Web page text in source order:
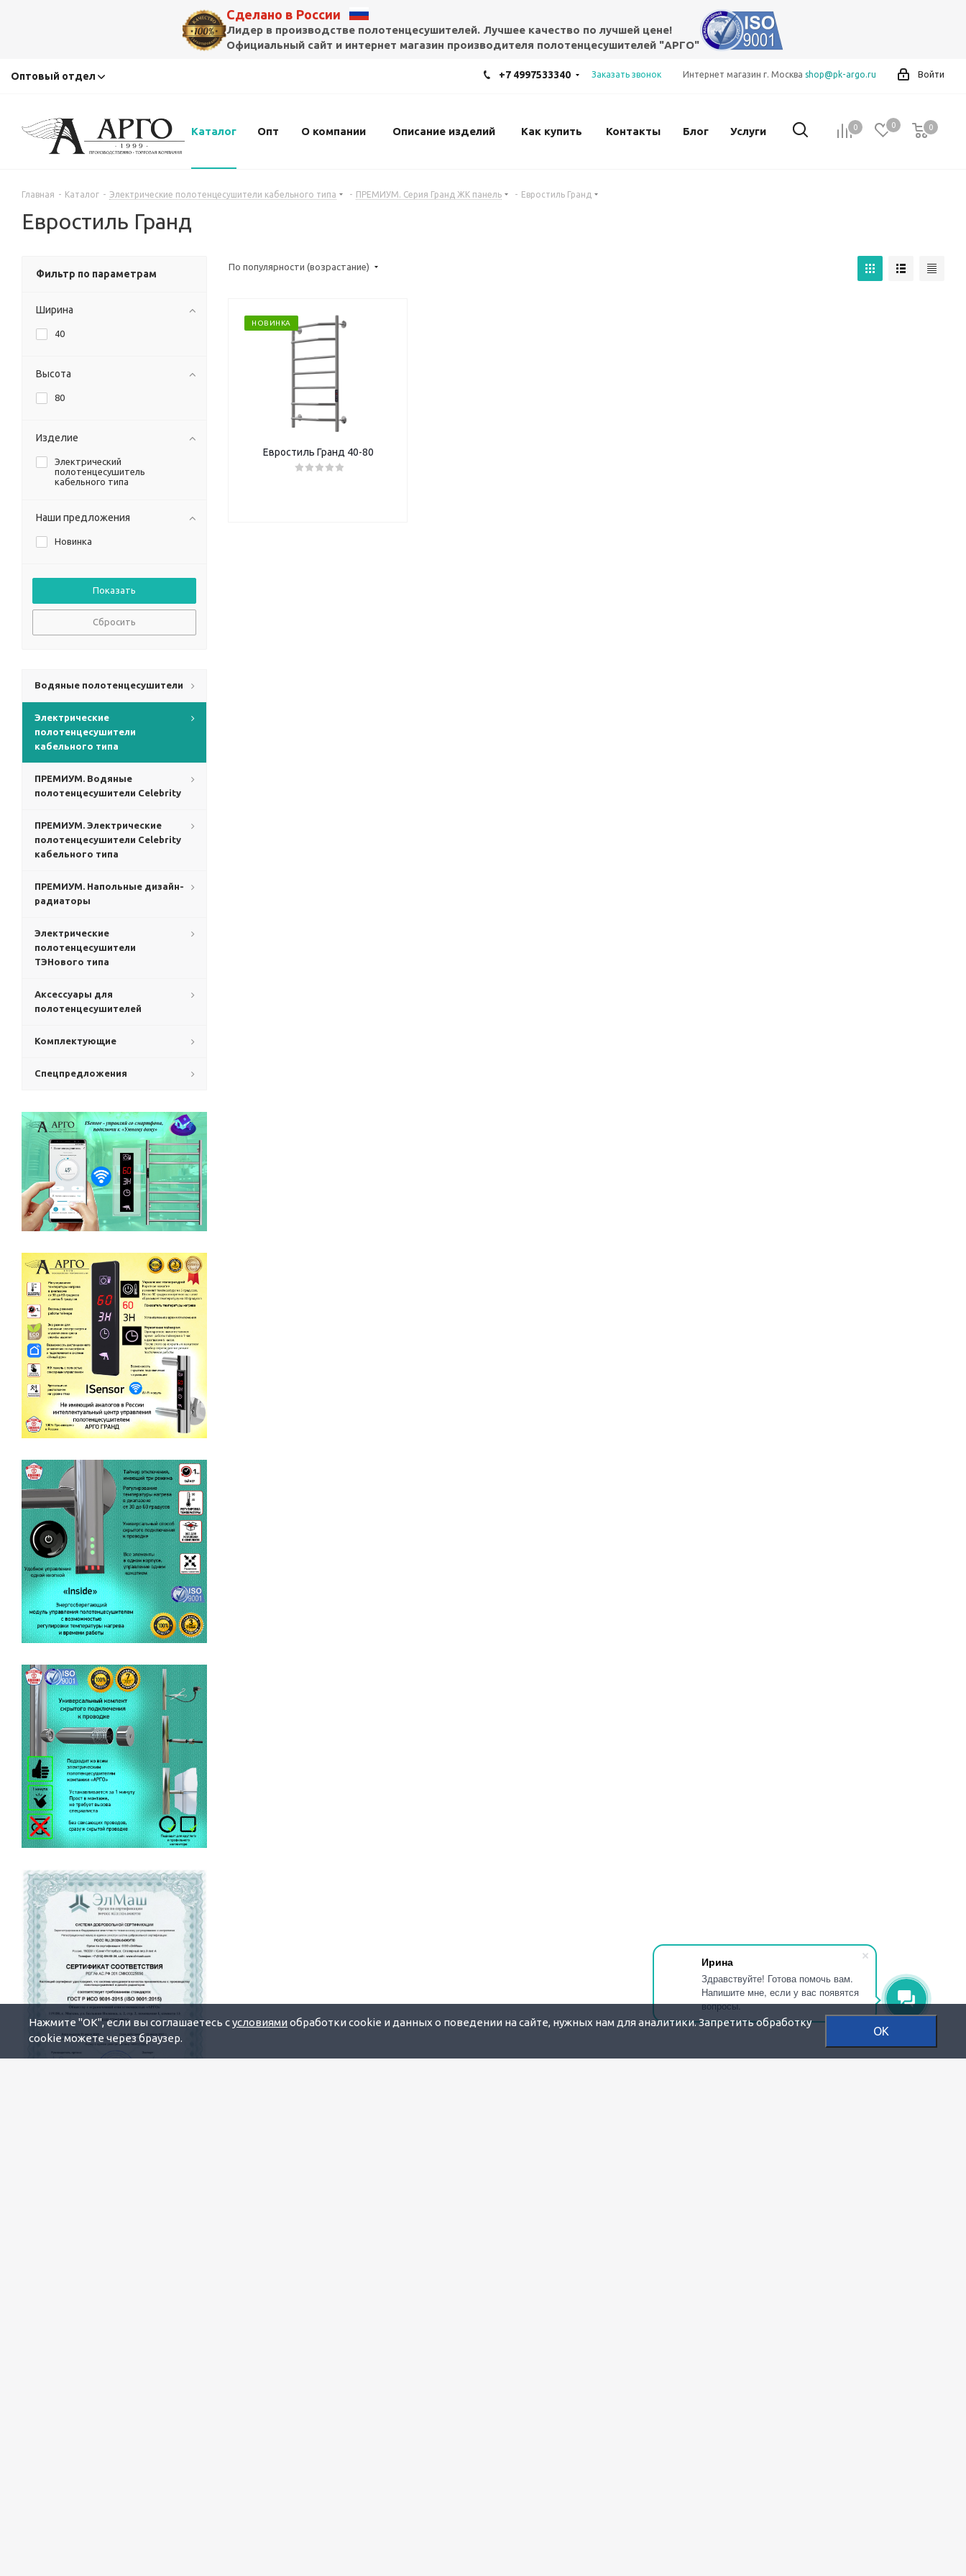
Ирина
Здравствуйте! Готова помочь вам.
Напишите мне, если у вас появятся
вопросы.
Сделано в России
Лидер в производстве полотенцесушителей. Лучшее качество по лучшей цене!
Официальный сайт и интернет магазин производителя полотенцесушителей "АРГО"
Оптовый отдел Войти
Интернет магазин г. Москва shop@pk-argo.ru
+7 4997533340 Заказать звонок
0 0 0
0
Каталог Опт О компании Описание изделий Как купить Контакты Блог Услуги
Главная - Каталог - Электрические полотенцесушители кабельного типа - ПРЕМИУМ. Серия Гранд ЖК панель - Евростиль Гранд
Евростиль Гранд
По популярности (возрастание)
НОВИНКА
Евростиль Гранд 40-80
Фильтр по параметрам
Ширина
40
Высота
80
Изделие
Электрический
полотенцесушитель
кабельного типа
Наши предложения
Новинка
Сбросить
Водяные полотенцесушители
Электрические
полотенцесушители
кабельного типа
ПРЕМИУМ. Водяные
полотенцесушители Celebrity
ПРЕМИУМ. Электрические
полотенцесушители Celebrity
кабельного типа
ПРЕМИУМ. Напольные дизайн-
радиаторы
Электрические
полотенцесушители
ТЭНового типа
Аксессуары для
полотенцесушителей
Комплектующие
Спецпредложения
Нажмите "OK", если вы соглашаетесь сусловиямиобработки cookie и данных о поведении на сайте, нужных нам для аналитики. Запретить обработку
cookie можете через браузер.
OK